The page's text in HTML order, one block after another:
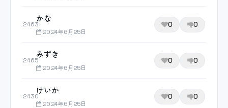
2463
かな
2024年6月25日
0 0
2465
みずき
2024年6月25日
0 0
2430
けいか
2024年6月25日
0 0